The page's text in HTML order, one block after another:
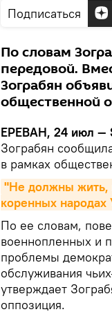
Подписаться
По словам
передовой.
Зограбян
общественной
ЕРЕВАН, 24 июл —
Зограбян
в рамках
"Не должны жить,
коренных народах
По ее словам,
военнопленных и
проблемы
обслуживания
утверждает
оппозиция.